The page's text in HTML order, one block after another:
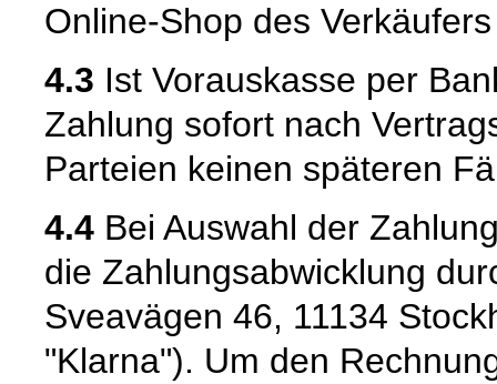
Online-Shop des
4.3 Ist Vorauskasse per
Zahlung sofort nach
Parteien keinen späteren
4.4 Bei Auswahl der
die Zahlungsabwicklung
Sveavägen 46, 11134
"Klarna"). Um den